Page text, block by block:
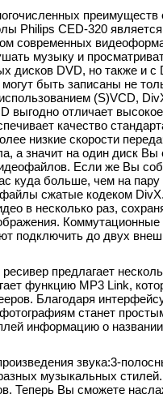
преимуществ
Philips CED-320
современных
музыку и
дисков DVD, но также и
быть записаны не
(S)VCD,
выгодно отличает
качество
низкие скорости
а значит на один диск Вы
Если же Вы
куда больше, чем на
сжатые кодеком
в несколько раз,
подключить до двух
предлагает
функцию MP3 Link,
Благодаря
станет
информацию о
звука:3-
музыкальных
Теперь Вы сможете